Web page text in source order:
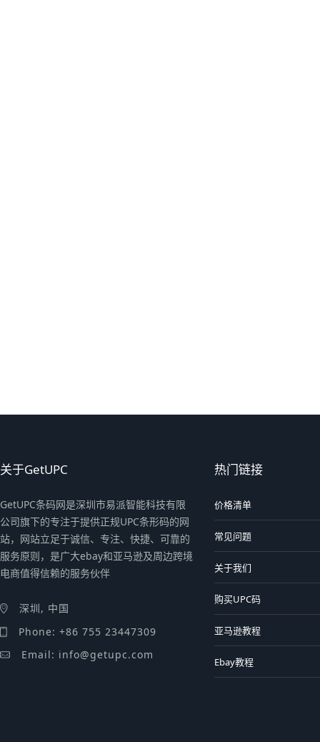
关于GetUPC
GetUPC条码网是深圳市易派智能科技有限
公司旗下的专注于提供正规UPC条形码的网
站，网站立足于诚信、专注、快捷、可靠的
服务原则，是广大ebay和亚马逊及周边跨境
电商值得信赖的服务伙伴
深圳, 中国
Phone: +86 755 23447309
Email: info@getupc.com
热门链接
价格清单
常见问题
关于我们
购买UPC码
亚马逊教程
Ebay教程